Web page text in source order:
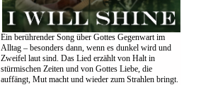
Ein berührender Song über Gottes Gegenwart im
Alltag – besonders dann, wenn es dunkel wird und
Zweifel laut sind. Das Lied erzählt von Halt in
stürmischen Zeiten und von Gottes Liebe, die
auffängt, Mut macht und wieder zum Strahlen bringt.